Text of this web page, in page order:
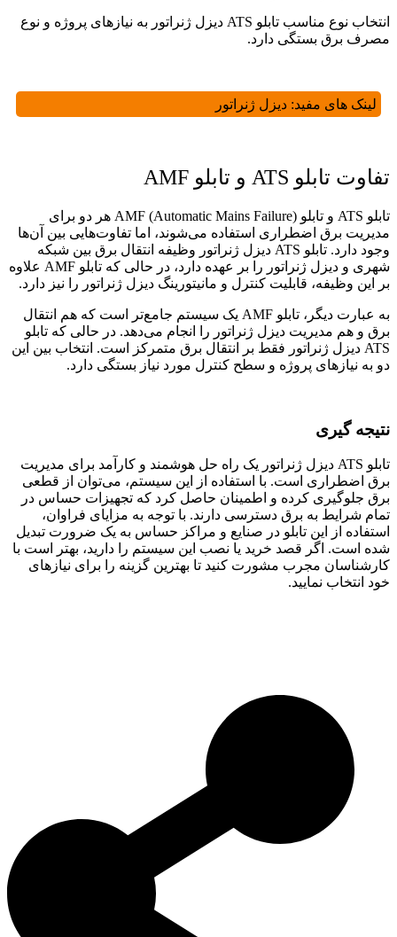
انتخاب نوع مناسب تابلو ATS دیزل ژنراتور به نیازهای پروژه و نوع
مصرف برق بستگی دارد.
لینک های مفید: دیزل ژنراتور
تفاوت تابلو ATS و تابلو AMF
تابلو ATS و تابلو AMF (Automatic Mains Failure) هر دو برای
مدیریت برق اضطراری استفاده می‌شوند، اما تفاوت‌هایی بین آن‌ها
وجود دارد. تابلو ATS دیزل ژنراتور وظیفه انتقال برق بین شبکه
شهری و دیزل ژنراتور را بر عهده دارد، در حالی که تابلو AMF علاوه
بر این وظیفه، قابلیت کنترل و مانیتورینگ دیزل ژنراتور را نیز دارد.
به عبارت دیگر، تابلو AMF یک سیستم جامع‌تر است که هم انتقال
برق و هم مدیریت دیزل ژنراتور را انجام می‌دهد. در حالی که تابلو
ATS دیزل ژنراتور فقط بر انتقال برق متمرکز است. انتخاب بین این
دو به نیازهای پروژه و سطح کنترل مورد نیاز بستگی دارد.
نتیجه ‌گیری
تابلو ATS دیزل ژنراتور یک راه ‌حل هوشمند و کارآمد برای مدیریت
برق اضطراری است. با استفاده از این سیستم، می‌توان از قطعی
برق جلوگیری کرده و اطمینان حاصل کرد که تجهیزات حساس در
تمام شرایط به برق دسترسی دارند. با توجه به مزایای فراوان،
استفاده از این تابلو در صنایع و مراکز حساس به یک ضرورت تبدیل
شده است. اگر قصد خرید یا نصب این سیستم را دارید، بهتر است با
کارشناسان مجرب مشورت کنید تا بهترین گزینه را برای نیازهای
خود انتخاب نمایید.